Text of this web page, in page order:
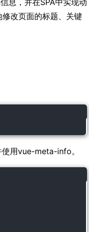
息，并在SPA中实现动
改页面的标题、关键
用vue-meta-info。